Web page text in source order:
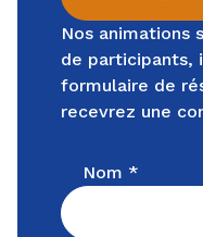
Nos animations
de participants,
formulaire de
recevrez une
Nom *